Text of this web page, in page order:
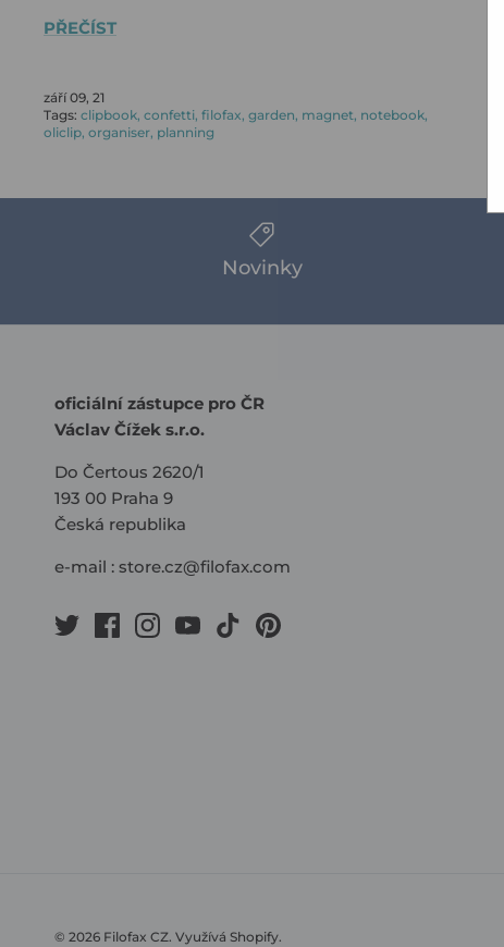
PŘEČÍST
září 09, 21
Tags: clipbook confetti filofax garden magnet notebook
oliclip organiser planning
Novinky
oficiální zástupce pro ČR
Václav Čížek s.r.o.
Do Čertous 2620/1
193 00 Praha 9
Česká republika
e-mail : store.cz@filofax.com
© 2026 Filofax CZ. Využívá Shopify.